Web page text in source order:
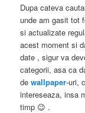
Dupa cateva
unde am gasit tot
si actualizate
acest moment si
date , sigur va
categorii, asa ca
dewallpaper-uri,
intereseaza, insa
timp 😉 .